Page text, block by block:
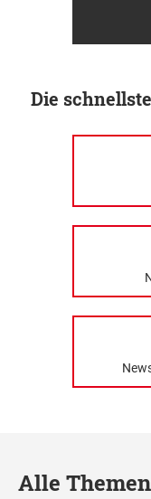
Die
Alle